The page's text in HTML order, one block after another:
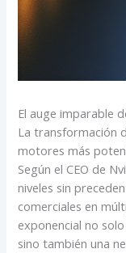
El auge imparable
La transformación
motores más
Según el CEO de
niveles sin
comerciales en
exponencial no
sino también una